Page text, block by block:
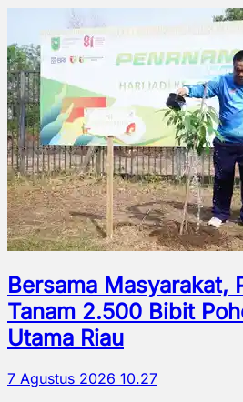
Bersama Masyarakat,
Tanam 2.500 Bibit
Utama Riau
7 Agustus 2026 10.27